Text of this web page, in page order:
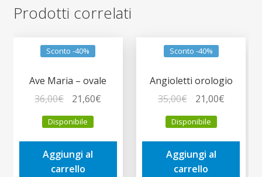
Prodotti correlati
Sconto -40%
Ave Maria – ovale
36,00€
prezzo
originale
era:
36,00€.
21,60€
è:
Disponibile
Aggiungi al
carrello
Sconto -40%
Angioletti orologio
35,00€
prezzo
originale
era:
35,00€.
21,00€Il
è:
Disponibile
Aggiungi al
carrello